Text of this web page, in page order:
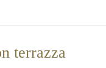
terrazza